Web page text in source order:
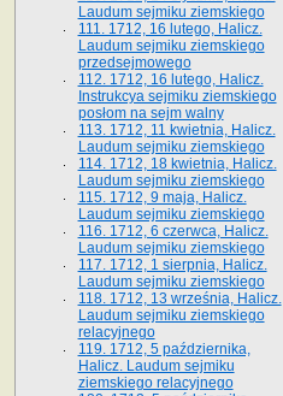
Laudum sejmiku ziemskiego
111. 1712, 16 lutego, Halicz.
Laudum sejmiku ziemskiego
przedsejmowego
112. 1712, 16 lutego, Halicz.
Instrukcya sejmiku ziemskiego
posłom na sejm walny
113. 1712, 11 kwietnia, Halicz.
Laudum sejmiku ziemskiego
114. 1712, 18 kwietnia, Halicz.
Laudum sejmiku ziemskiego
115. 1712, 9 maja, Halicz.
Laudum sejmiku ziemskiego
116. 1712, 6 czerwca, Halicz.
Laudum sejmiku ziemskiego
117. 1712, 1 sierpnia, Halicz.
Laudum sejmiku ziemskiego
118. 1712, 13 września, Halicz.
Laudum sejmiku ziemskiego
relacyjnego
119. 1712, 5 października,
Halicz. Laudum sejmiku
ziemskiego relacyjnego